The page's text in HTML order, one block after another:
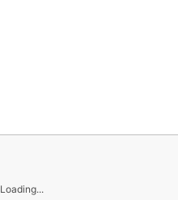
Loading...